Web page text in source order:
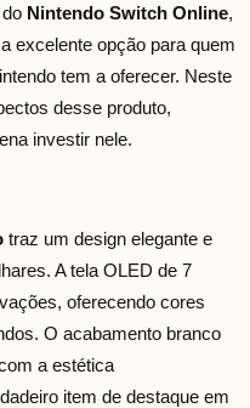
Nintendo Switch Online,
excelente opção para quem
tem a oferecer. Neste
desse produto,
investir nele.
traz um design elegante e
A tela OLED de 7
oferecendo cores
O acabamento branco
a estética
item de destaque em